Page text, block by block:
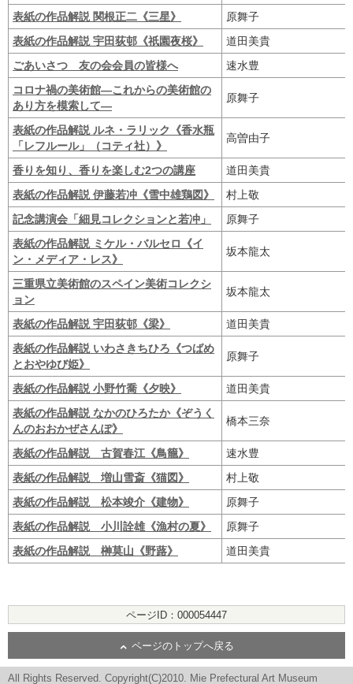
表紙の作品解説 関根正二《三星》
原舞子
表紙の作品解説 宇田荻邨《祇園夜桜》
道田美貴
ごあいさつ 友の会会員の皆様へ
速水豊
コロナ禍の美術館―これからの美術館の
あり方を模索して―
原舞子
表紙の作品解説 ルネ・ラリック《香水瓶
「レフルール」（コティ社）》
高曽由子
香りを知り、香りを楽しむ2つの講座
道田美貴
表紙の作品解説 伊藤若冲《雪中雄鶏図》
村上敬
記念講演会「細見コレクションと若冲」
原舞子
表紙の作品解説 ミケル・バルセロ《イ
ン・メディア・レス》
坂本龍太
三重県立美術館のスペイン美術コレクシ
ョン
坂本龍太
表紙の作品解説 宇田荻邨《梁》
道田美貴
表紙の作品解説 いわさきちひろ《つばめ
とおやゆび姫》
原舞子
表紙の作品解説 小野竹喬《夕映》
道田美貴
表紙の作品解説 なかのひろたか《ぞうく
んのおおかぜさんぽ》
橋本三奈
表紙の作品解説 古賀春江《鳥籠》
速水豊
表紙の作品解説 増山雪斎《猫図》
村上敬
表紙の作品解説 松本竣介《建物》
原舞子
表紙の作品解説 小川詮雄《漁村の夏》
原舞子
表紙の作品解説 榊莫山《野蕗》
道田美貴
ページID：000054447
ページのトップへ戻る
All Rights Reserved. Copyright(C)2010. Mie Prefectural Art Museum